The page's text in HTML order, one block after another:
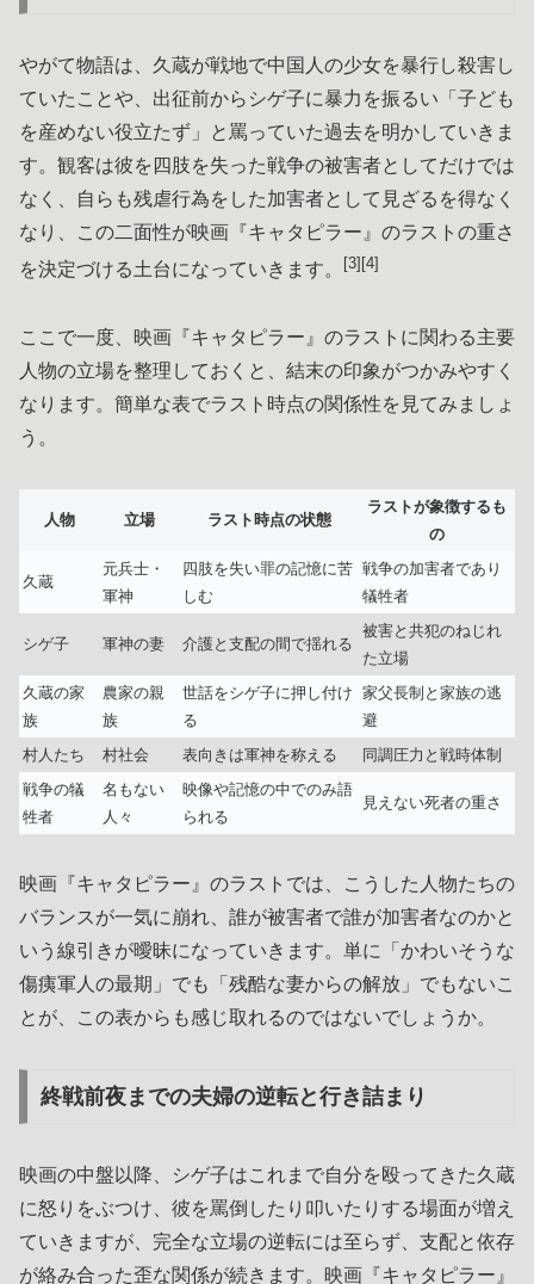
やがて物語は、久蔵が戦地で中国人の少女を暴行し殺害し
ていたことや、出征前からシゲ子に暴力を振るい「子ども
を産めない役立たず」と罵っていた過去を明かしていきま
す。観客は彼を四肢を失った戦争の被害者としてだけでは
なく、自らも残虐行為をした加害者として見ざるを得なく
なり、この二面性が映画『キャタピラー』のラストの重さ
を決定づける土台になっていきます。
[3][4]
ここで一度、映画『キャタピラー』のラストに関わる主要
人物の立場を整理しておくと、結末の印象がつかみやすく
なります。簡単な表でラスト時点の関係性を見てみましょ
う。
人物 立場 ラスト時点の状態
ラストが象徴するも
の
久蔵
元兵士・
軍神
四肢を失い罪の記憶に苦
しむ
戦争の加害者であり
犠牲者
シゲ子 軍神の妻 介護と支配の間で揺れる
被害と共犯のねじれ
た立場
久蔵の家
族
農家の親
族
世話をシゲ子に押し付け
る
家父長制と家族の逃
避
村人たち
村社会 表向きは軍神を称える
同調圧力と戦時体制
戦争の犠
牲者
名もない
人々
映像や記憶の中でのみ語
られる
見えない死者の重さ
映画『キャタピラー』のラストでは、こうした人物たちの
バランスが一気に崩れ、誰が被害者で誰が加害者なのかと
いう線引きが曖昧になっていきます。単に「かわいそうな
傷痍軍人の最期」でも「残酷な妻からの解放」でもないこ
とが、この表からも感じ取れるのではないでしょうか。
終戦前夜までの夫婦の逆転と行き詰まり
映画の中盤以降、シゲ子はこれまで自分を殴ってきた久蔵
に怒りをぶつけ、彼を罵倒したり叩いたりする場面が増え
ていきますが、完全な立場の逆転には至らず、支配と依存
が絡み合った歪な関係が続きます。映画『キャタピラー』